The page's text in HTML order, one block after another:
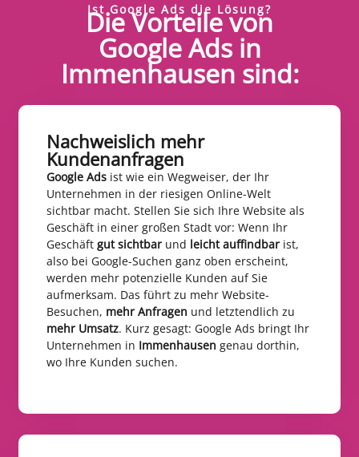
Ist Google Ads die Lösung?
Die Vorteile von
Google Ads in
Immenhausen sind:
Nachweislich mehr
Kundenanfragen​
Google Ads ist wie ein Wegweiser, der Ihr
Unternehmen in der riesigen Online-Welt
sichtbar macht. Stellen Sie sich Ihre Website als
Geschäft in einer großen Stadt vor: Wenn Ihr
Geschäft gut sichtbar und leicht auffindbar ist,
also bei Google-Suchen ganz oben erscheint,
werden mehr potenzielle Kunden auf Sie
aufmerksam. Das führt zu mehr Website-
Besuchen, mehr Anfragen und letztendlich zu
mehr Umsatz. Kurz gesagt: Google Ads bringt Ihr
Unternehmen in Immenhausen genau dorthin,
wo Ihre Kunden suchen.